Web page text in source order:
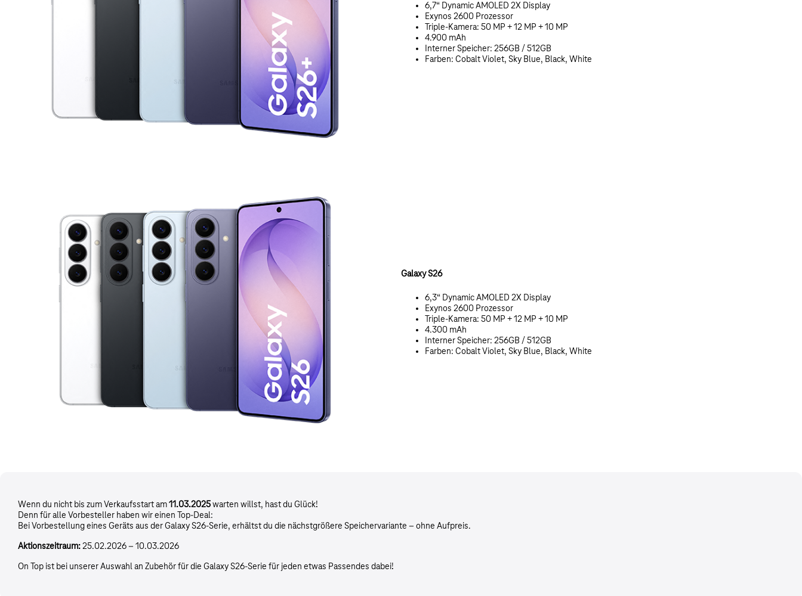
6,7“ Dynamic AMOLED 2X Display
Exynos 2600 Prozessor
Triple-Kamera: 50 MP + 12 MP + 10 MP
4.900 mAh
Interner Speicher: 256GB / 512GB
Farben: Cobalt Violet, Sky Blue, Black, White
Galaxy S26
6,3“ Dynamic AMOLED 2X Display
Exynos 2600 Prozessor
Triple-Kamera: 50 MP + 12 MP + 10 MP
4.300 mAh
Interner Speicher: 256GB / 512GB
Farben: Cobalt Violet, Sky Blue, Black, White
Wenn du nicht bis zum Verkaufsstart am11.03.2025warten willst, hast du Glück!
Denn für alle Vorbesteller haben wir einen Top-Deal:
Bei Vorbestellung eines Geräts aus der Galaxy S26-Serie, erhältst du die nächstgrößere Speichervariante – ohne Aufpreis.
Aktionszeitraum:25.02.2026 – 10.03.2026
On Top ist bei unserer Auswahl an Zubehör für die Galaxy S26-Serie für jeden etwas Passendes dabei!